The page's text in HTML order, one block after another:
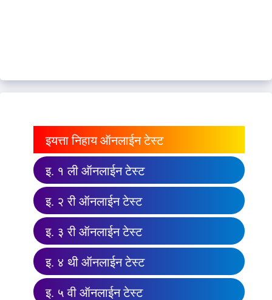
इयत्ता निहाय ऑनलाईन टेस्ट
इ. १ ली ऑनलाईन टेस्ट
इ. २ री ऑनलाईन टेस्ट
इ. ३ री ऑनलाईन टेस्ट
इ. ४ थी ऑनलाईन टेस्ट
इ. ५ वी ऑनलाईन टेस्ट